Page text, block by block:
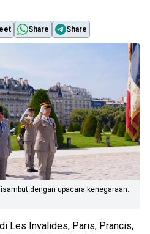
Share Share
dengan upacara kenegaraan.
Les Invalides, Paris, Prancis,